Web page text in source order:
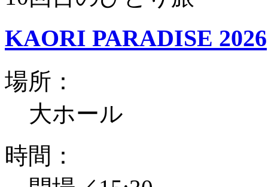
KAORI PARADISE 2026
場所：
大ホール
時間：